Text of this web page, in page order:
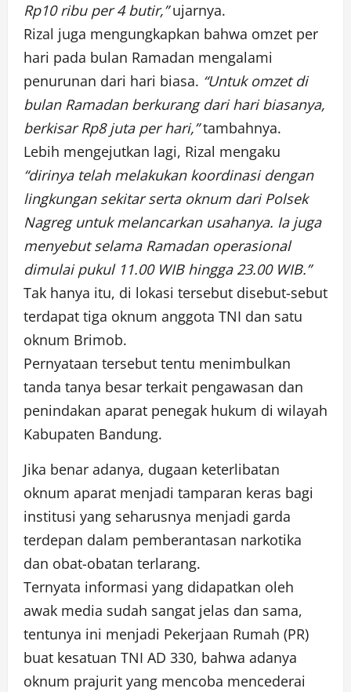
Rp10 ribu per 4 butir,”ujarnya.
Rizal juga mengungkapkan bahwa omzet per
hari pada bulan Ramadan mengalami
penurunan dari hari biasa. “Untuk omzet di
bulan Ramadan berkurang dari hari biasanya,
berkisar Rp8 juta per hari,”tambahnya.
Lebih mengejutkan lagi, Rizal mengaku
“dirinya telah melakukan koordinasi dengan
lingkungan sekitar serta oknum dari Polsek
Nagreg untuk melancarkan usahanya. Ia juga
menyebut selama Ramadan operasional
dimulai pukul 11.00 WIB hingga 23.00 WIB.”
Tak hanya itu, di lokasi tersebut disebut-sebut
terdapat tiga oknum anggota TNI dan satu
oknum Brimob.
Pernyataan tersebut tentu menimbulkan
tanda tanya besar terkait pengawasan dan
penindakan aparat penegak hukum di wilayah
Kabupaten Bandung.
Jika benar adanya, dugaan keterlibatan
oknum aparat menjadi tamparan keras bagi
institusi yang seharusnya menjadi garda
terdepan dalam pemberantasan narkotika
dan obat-obatan terlarang.
Ternyata informasi yang didapatkan oleh
awak media sudah sangat jelas dan sama,
tentunya ini menjadi Pekerjaan Rumah (PR)
buat kesatuan TNI AD 330, bahwa adanya
oknum prajurit yang mencoba mencederai